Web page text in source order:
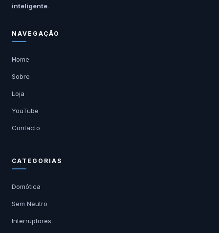
inteligente.
NAVEGAÇÃO
Home
Sobre
Loja
YouTube
Contacto
CATEGORIAS
Domótica
Sem Neutro
Interruptores